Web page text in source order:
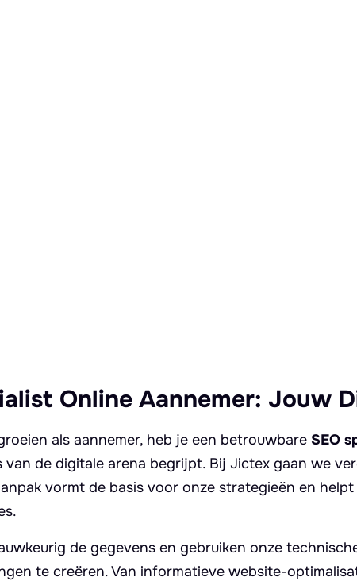
Online Aannemer: Jouw
als aannemer, heb je een betrouwbare SEO
van de digitale arena begrijpt. Bij Jictex gaan we
vormt de basis voor onze strategieën en
de gegevens en gebruiken onze
te creëren. Van informatieve website-